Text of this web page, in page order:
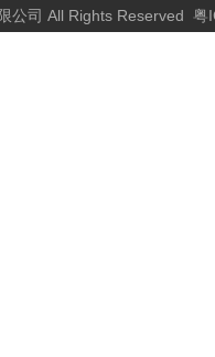
公司 All Rights Reserved 粤